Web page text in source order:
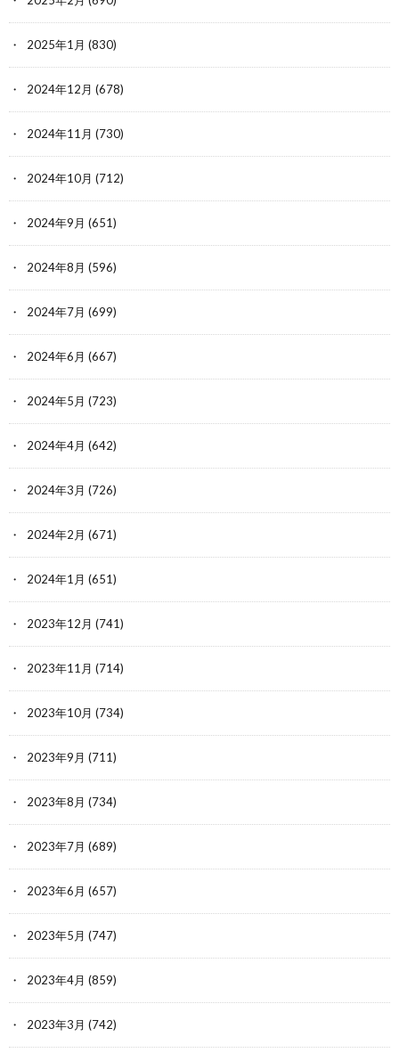
2025年1月 (830)
2024年12月 (678)
2024年11月 (730)
2024年10月 (712)
2024年9月 (651)
2024年8月 (596)
2024年7月 (699)
2024年6月 (667)
2024年5月 (723)
2024年4月 (642)
2024年3月 (726)
2024年2月 (671)
2024年1月 (651)
2023年12月 (741)
2023年11月 (714)
2023年10月 (734)
2023年9月 (711)
2023年8月 (734)
2023年7月 (689)
2023年6月 (657)
2023年5月 (747)
2023年4月 (859)
2023年3月 (742)